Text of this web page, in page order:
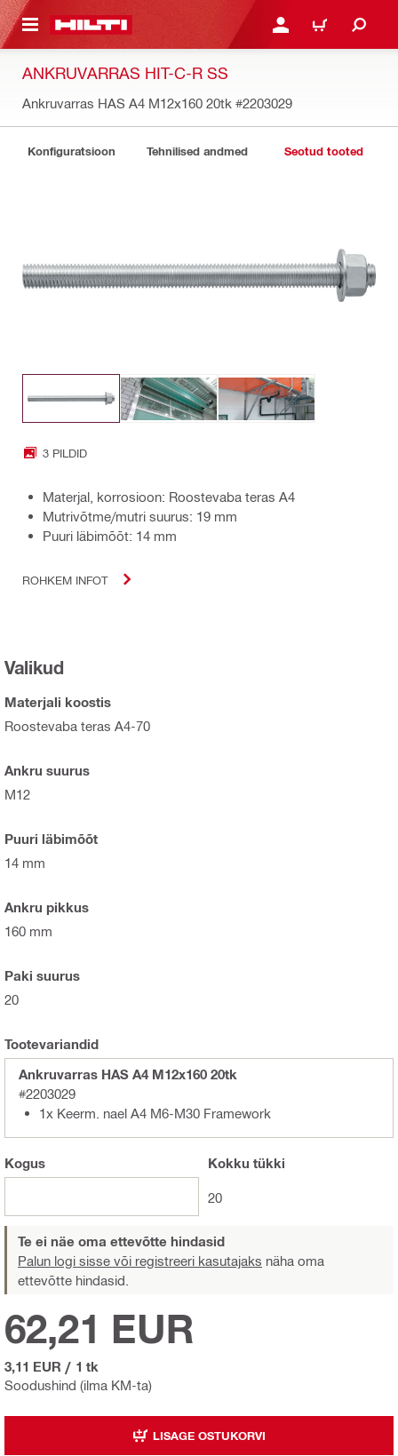
JUURDE LOGI SISSE VÕI
OSTUKORV
ANKRUVARRAS HIT-C-R SS
Ankruvarras HAS A4 M12x160 20tk #2203029
Konfiguratsioon Tehnilised andmed Seotud tooted
3 PILDID
Materjal, korrosioon: Roostevaba teras A4
Mutrivõtme/mutri suurus: 19 mm
Puuri läbimõõt: 14 mm
ROHKEM INFOT
Valikud
Materjali koostis
Roostevaba teras A4-70
Ankru suurus
M12
Puuri läbimõõt
14 mm
Ankru pikkus
160 mm
Paki suurus
20
Tootevariandid
Ankruvarras HAS A4 M12x160 20tk
#2203029
1x Keerm. nael A4 M6-M30 Framework
Kogus Kokku tükki
20
Te ei näe oma ettevõtte hindasid
Palun logi sisse või registreeri kasutajaks näha oma
ettevõtte hindasid.
Soodushind (ilma KM-ta)
62,21 EUR
3,11 EUR / 1 tk
LISAGE OSTUKORVI